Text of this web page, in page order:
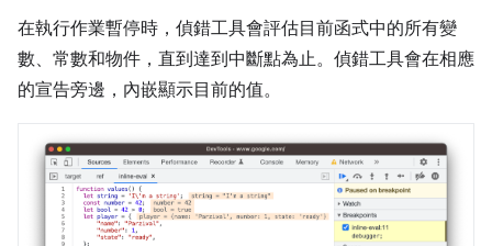
在執行作業暫停時，偵錯工具會評估目前函式中的所有變
數、常數和物件，直到達到中斷點為止。偵錯工具會在相應
的宣告旁邊，內嵌顯示目前的值。